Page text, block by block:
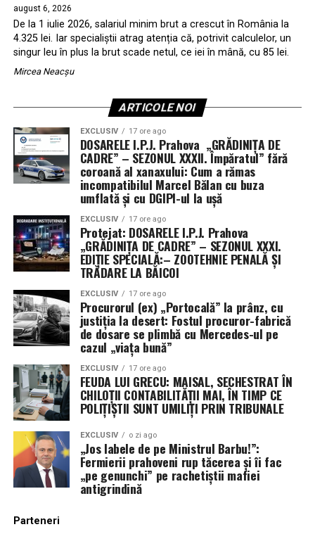
august 6, 2026
De la 1 iulie 2026, salariul minim brut a crescut în România la
4.325 lei. Iar specialiștii atrag atenția că, potrivit calculelor, un
singur leu în plus la brut scade netul, ce iei în mână, cu 85 lei.
Mircea Neacșu
ARTICOLE NOI
EXCLUSIV 17 ore ago
DOSARELE I.P.J. Prahova „GRĂDINIȚA DE
CADRE” – SEZONUL XXXII. Împăratul” fără
coroană al xanaxului: Cum a rămas
incompatibilul Marcel Bălan cu buza
umflată și cu DGIPI-ul la ușă
EXCLUSIV 17 ore ago
Protejat: DOSARELE I.P.J. Prahova
„GRĂDINIȚA DE CADRE” – SEZONUL XXXI.
EDIȚIE SPECIALĂ:– ZOOTEHNIE PENALĂ ȘI
TRĂDARE LA BĂICOI
EXCLUSIV 17 ore ago
Procurorul (ex) „Portocală” la prânz, cu
justiția la desert: Fostul procuror-fabrică
de dosare se plimbă cu Mercedes-ul pe
cazul „viața bună”
EXCLUSIV 17 ore ago
FEUDA LUI GRECU: MAISAL, SECHESTRAT ÎN
CHILOȚII CONTABILITĂȚII MAI, ÎN TIMP CE
POLIȚIȘTII SUNT UMILIȚI PRIN TRIBUNALE
EXCLUSIV o zi ago
„Jos labele de pe Ministrul Barbu!”:
Fermierii prahoveni rup tăcerea și îi fac
„pe genunchi” pe rachetiștii mafiei
antigrindină
Parteneri